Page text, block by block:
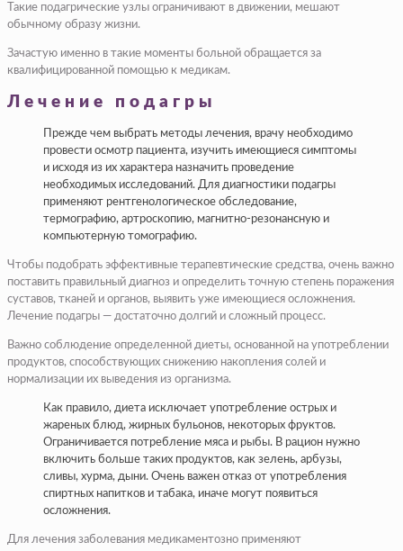
Такие подагрические узлы ограничивают в движении, мешают
обычному образу жизни.
Зачастую именно в такие моменты больной обращается за
квалифицированной помощью к медикам.
Лечение подагры
Прежде чем выбрать методы лечения, врачу необходимо
провести осмотр пациента, изучить имеющиеся симптомы
и исходя из их характера назначить проведение
необходимых исследований. Для диагностики подагры
применяют рентгенологическое обследование,
термографию, артроскопию, магнитно-резонансную и
компьютерную томографию.
Чтобы подобрать эффективные терапевтические средства, очень важно
поставить правильный диагноз и определить точную степень поражения
суставов, тканей и органов, выявить уже имеющиеся осложнения.
Лечение подагры — достаточно долгий и сложный процесс.
Важно соблюдение определенной диеты, основанной на употреблении
продуктов, способствующих снижению накопления солей и
нормализации их выведения из организма.
Как правило, диета исключает употребление острых и
жареных блюд, жирных бульонов, некоторых фруктов.
Ограничивается потребление мяса и рыбы. В рацион нужно
включить больше таких продуктов, как зелень, арбузы,
сливы, хурма, дыни. Очень важен отказ от употребления
спиртных напитков и табака, иначе могут появиться
осложнения.
Для лечения заболевания медикаментозно применяют